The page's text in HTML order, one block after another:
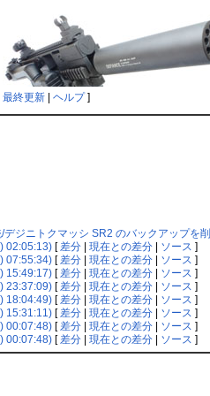
最終更新| ヘルプ]
デジニトクマッシ SR2 のバックアップを
02:05:13)[差分| 現在との差分| ソース ]
07:55:34)[差分| 現在との差分| ソース ]
15:49:17)[差分| 現在との差分| ソース ]
23:37:09)[差分| 現在との差分| ソース ]
18:04:49)[差分| 現在との差分| ソース ]
15:31:11)[差分| 現在との差分| ソース ]
00:07:48)[差分| 現在との差分| ソース ]
00:07:48)[差分| 現在との差分| ソース ]